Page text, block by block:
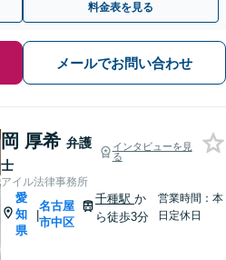
料金表を見る
メールでお問い合わせ
岡 厚希 弁護
士
インタビューを見
る
アイル法律事務所
愛
知
県
|
名古屋
市中区
千種駅 か
ら徒歩3分
営業時間：本
日定休日